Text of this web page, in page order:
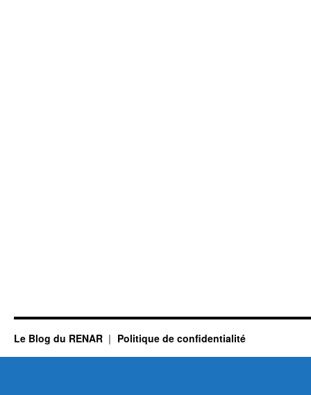
Le Blog du RENAR Politique de confidentialité